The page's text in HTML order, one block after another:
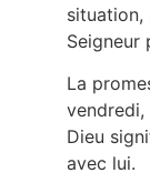
situation,
Seigneur
La
vendredi,
Dieu
avec lui.